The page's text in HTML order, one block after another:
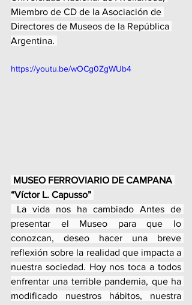
Miembro de CD de la Asociación de
Directores de Museos de la República
Argentina.
https://youtu.be/wOCg0ZgWUb4
MUSEO FERROVIARIO DE CAMPANA
“Víctor L. Capusso”
presentar el Museo para que lo
conozcan, deseo hacer una breve
reflexión sobre la realidad que impacta a
nuestra sociedad. Hoy nos toca a todos
enfrentar una terrible pandemia, que ha
modificado nuestros hábitos, nuestra